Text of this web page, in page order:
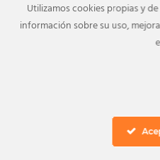
Utilizamos cookies propias y
información sobre su uso,